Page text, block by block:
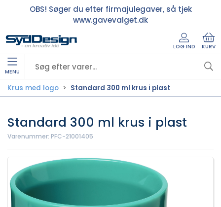
OBS! Søger du efter firmajulegaver, så tjek
www.gavevalget.dk
LOG IND KURV
MENU
Krus med logo Standard 300 ml krus i plast
Standard 300 ml krus i plast
Varenummer: PFC-21001405